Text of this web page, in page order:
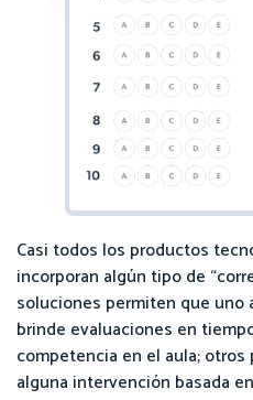
Casi todos los productos
incorporan algún tipo de
soluciones permiten que uno
brinde evaluaciones en
competencia en el aula;
alguna intervención basada